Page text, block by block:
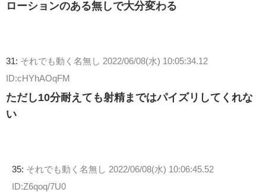
ローションのある無しで大分変わる
31: それでも動く名無し 2022/06/08(水) 10:05:34.12
ID:cHYhAOqFM
ただし10分耐えても射精まではパイズリしてくれな
い
35: それでも動く名無し 2022/06/08(水) 10:06:45.52
ID:Z6qoq/7U0